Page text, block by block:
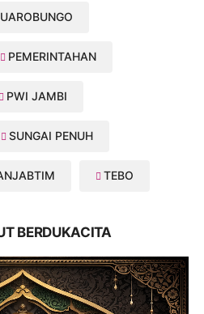
PEMERINTAHAN
PWI JAMBI
SUNGAI PENUH
TEBO
BERDUKACITA